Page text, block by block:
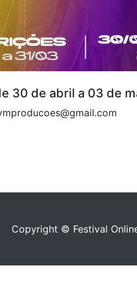
30 de abril a 03 de
Copyright © Festival